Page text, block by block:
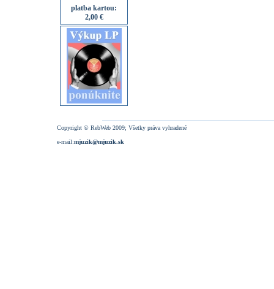
platba kartou:
2,00 €
Copyright © RebWeb 2009; Všetky práva vyhradené
e-mail:mjuzik@mjuzik.sk